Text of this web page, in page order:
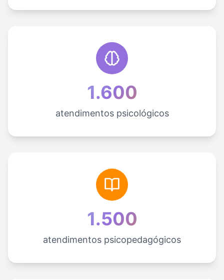
1.600
atendimentos psicológicos
1.500
atendimentos psicopedagógicos